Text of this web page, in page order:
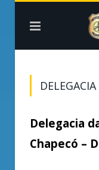
Delegacia
Chapecó –